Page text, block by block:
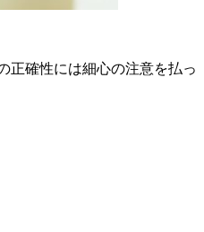
正確性には細心の注意を払っ